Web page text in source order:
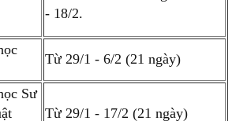
- 18/2.
Từ 29/1 - 6/2 (21 ngày)
Sư
Từ 29/1 - 17/2 (21 ngày)